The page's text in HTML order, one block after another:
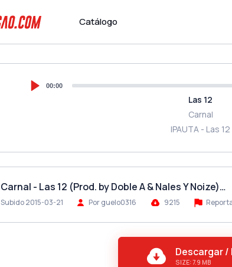
Catálogo
00:00
Las 12
Carnal
IPAUTA - Las 12
Carnal - Las 12 (Prod. by Doble A & Nales Y Noize)…
Subido 2015-03-21 Por guelo0316 9215
Descargar /
SIZE: 7.9 MB